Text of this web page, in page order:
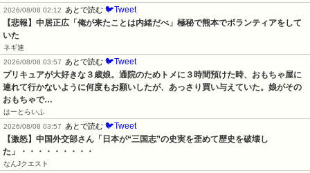
2026/08/08 02:12
あとで読む 🐦Tweet
【悲報】中居正広「俺が来たことは内緒だべ」極秘で熊本でボランティアをして
いた
ネギ速
2026/08/08 03:57
あとで読む 🐦Tweet
プリキュアが大好きな３歳娘。通院のためトメに３時間預けた時、おもちゃ屋に
連れて行かないように何度もお願いしたが、あっさり買い与えていた。娘がその
おもちゃで…
はーとらいふ
2026/08/08 03:57
あとで読む 🐦Tweet
【激怒】中国外交部さん「日本が“三国志”の史実を歪めて歴史を破壊し
た」・・・・・・・・・
なんJクエスト